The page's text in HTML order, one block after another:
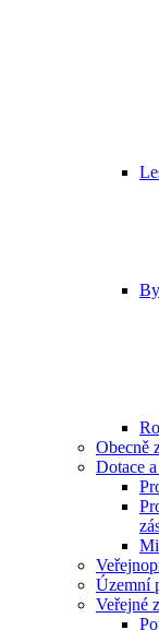
Obecně
Dotace
Územní
Veřejné